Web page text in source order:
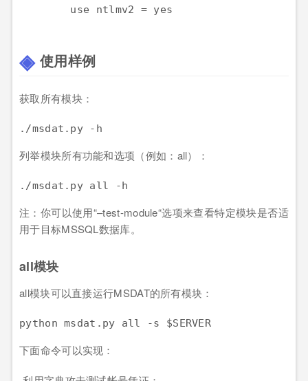
use ntlmv2 = yes
使用样例
获取所有模块：
./msdat.py -h
列举模块所有功能和选项（例如：all）：
./msdat.py all -h
注：你可以使用“–test-module“选项来查看特定模块是否适
用于目标MSSQL数据库。
all模块
all模块可以直接运行MSDAT的所有模块：
python msdat.py all -s $SERVER
下面命令可以实现：